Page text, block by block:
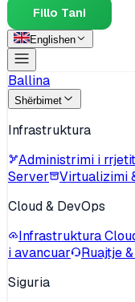
Fillo Tani
Englishen
Ballina
Shërbimet
Infrastruktura
Administrimi i rrjetit
Server
Virtualizimi
Cloud & DevOps
Infrastruktura
i avancuar
Ruajtje
Siguria